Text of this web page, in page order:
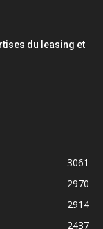
du leasing et
3061
2970
2914
2437